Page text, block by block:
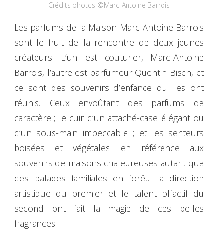
Crédits photos ©Marc-Antoine Barrois
Les parfums de la Maison Marc-Antoine Barrois
sont le fruit de la rencontre de deux jeunes
créateurs. L’un est couturier, Marc-Antoine
Barrois, l’autre est parfumeur Quentin Bisch, et
ce sont des souvenirs d’enfance qui les ont
réunis. Ceux envoûtant des parfums de
caractère ; le cuir d’un attaché-case élégant ou
d’un sous-main impeccable ; et les senteurs
boisées et végétales en référence aux
souvenirs de maisons chaleureuses autant que
des balades familiales en forêt. La direction
artistique du premier et le talent olfactif du
second ont fait la magie de ces belles
fragrances.